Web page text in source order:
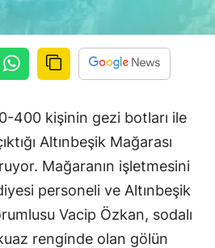
400 kişinin gezi botları ile
Altınbeşik Mağarası
Mağaranın işletmesini
personeli ve Altınbeşik
Vacip Özkan, sodalı
renginde olan gölün